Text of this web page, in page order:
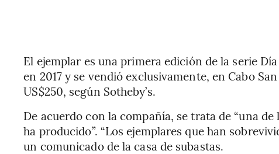
El ejemplar es una primera edición de la serie
en 2017 y se vendió exclusivamente, en Cabo
US$250, según Sotheby’s.
De acuerdo con la compañía, se trata de “una
ha producido”. “Los ejemplares que han
un comunicado de la casa de subastas.